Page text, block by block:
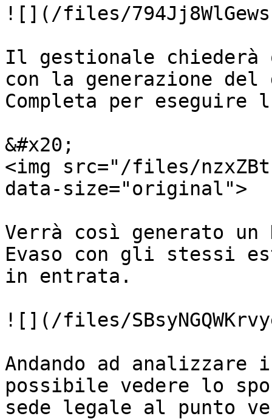
![](/files/
Il gestionale chiederà
con la generazione del
Completa per eseguire
&#x20;
<img src="/files/
data-size="original">
Verrà così generato
Evaso con gli stessi
in entrata.
![](/files/
Andando ad analizzare
possibile vedere lo
sede legale al punto